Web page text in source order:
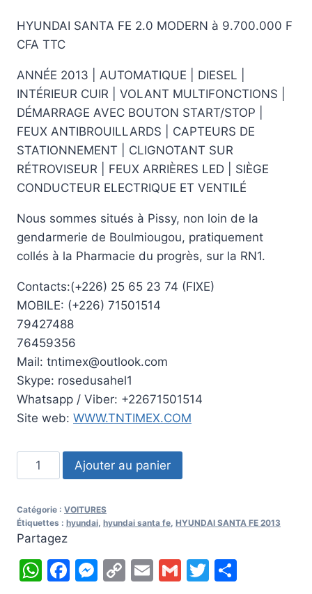
HYUNDAI SANTA FE 2.0 MODERN à 9.700.000 F
CFA TTC
ANNÉE 2013 | AUTOMATIQUE | DIESEL |
INTÉRIEUR CUIR | VOLANT MULTIFONCTIONS |
DÉMARRAGE AVEC BOUTON START/STOP |
FEUX ANTIBROUILLARDS | CAPTEURS DE
STATIONNEMENT | CLIGNOTANT SUR
RÉTROVISEUR | FEUX ARRIÈRES LED | SIÈGE
CONDUCTEUR ELECTRIQUE ET VENTILÉ
Nous sommes situés à Pissy, non loin de la
gendarmerie de Boulmiougou, pratiquement
collés à la Pharmacie du progrès, sur la RN1.
Contacts:(+226) 25 65 23 74 (FIXE)
MOBILE: (+226) 71501514
79427488
76459356
Mail: tntimex@outlook.com
Skype: rosedusahel1
Whatsapp / Viber: +22671501514
Site web: WWW.TNTIMEX.COM
quantité
de
HYUNDAI
SANTA
2.0
Ajouter au panier
Catégorie : VOITURES
Étiquettes : hyundai, hyundai santa fe, HYUNDAI SANTA FE 2013
Partagez
WhatsApp
Facebook
Messenger
CopyEmailGmailTwitter